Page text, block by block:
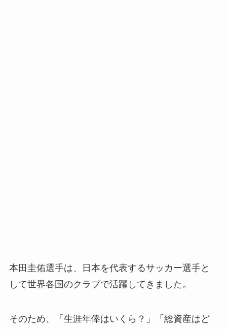
本田圭佑選手は、日本を代表するサッカー選手と
して世界各国のクラブで活躍してきました。
そのため、「生涯年俸はいくら？」「総資産はど